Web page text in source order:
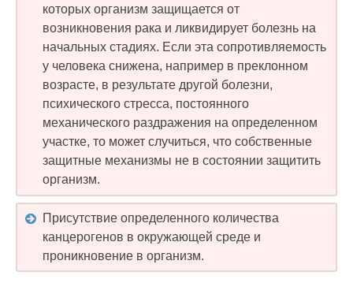
которых организм защищается от
возникновения рака и ликвидирует болезнь на
начальных стадиях. Если эта сопротивляемость
у человека снижена, например в преклонном
возрасте, в результате другой болезни,
психического стресса, постоянного
механического раздражения на определенном
участке, то может случиться, что собственные
защитные механизмы не в состоянии защитить
организм.
Присутствие определенного количества
канцерогенов в окружающей среде и
проникновение в организм.